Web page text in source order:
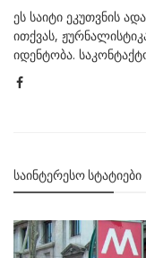
ეს საიტი ეკუთვნის
ითქვას,
იდენტობა.
ᲡᲐᲘᲜᲢᲔᲠᲔᲡᲝ ᲡᲢᲐᲢᲘᲔᲑᲘ